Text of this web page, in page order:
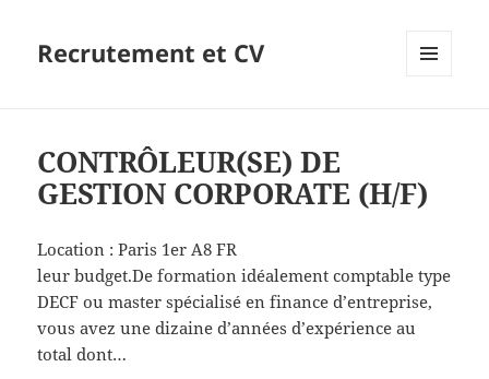
Recrutement et CV
CONTRÔLEUR(SE) DE
GESTION CORPORATE (H/F)
Location :Paris 1er A8 FR
leur budget.De formation idéalement comptable type
DECF ou master spécialisé en finance d’entreprise,
vous avez une dizaine d’années d’expérience au
total dont…